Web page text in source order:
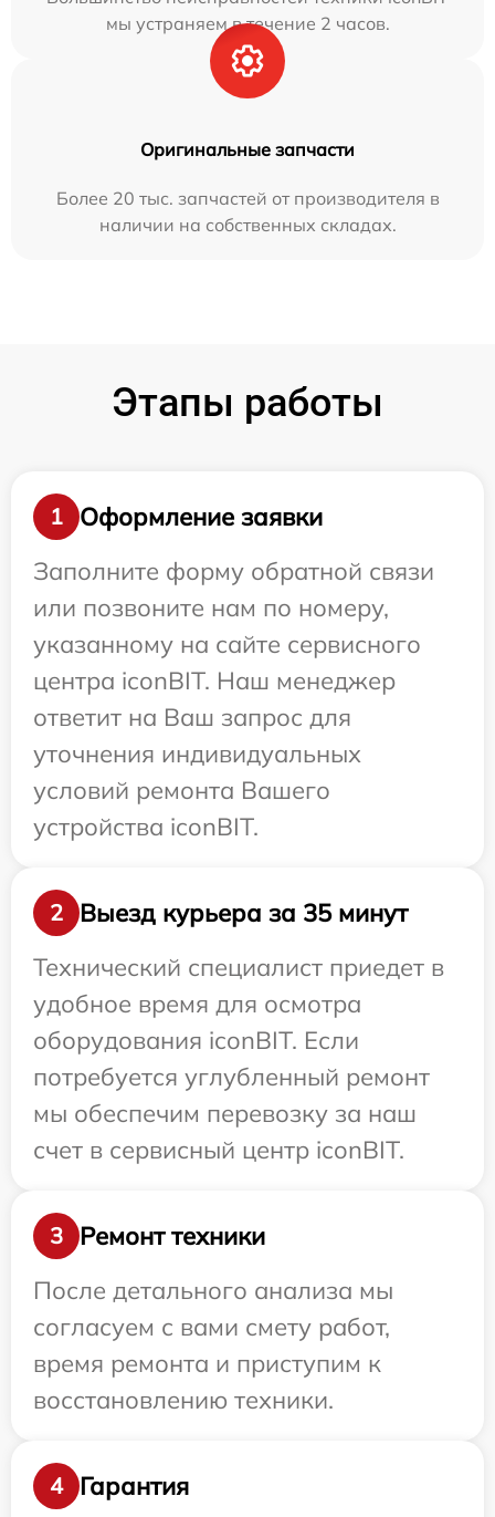
мы устраняем в течение 2 часов.
Оригинальные запчасти
Более 20 тыс. запчастей от производителя в
наличии на собственных складах.
Этапы работы
1
Оформление заявки
Заполните форму обратной связи
или позвоните нам по номеру,
указанному на сайте сервисного
центра iconBIT. Наш менеджер
ответит на Ваш запрос для
уточнения индивидуальных
условий ремонта Вашего
устройства iconBIT.
2
Выезд курьера за 35 минут
Технический специалист приедет в
удобное время для осмотра
оборудования iconBIT. Если
потребуется углубленный ремонт
мы обеспечим перевозку за наш
счет в сервисный центр iconBIT.
3
Ремонт техники
После детального анализа мы
согласуем с вами смету работ,
время ремонта и приступим к
восстановлению техники.
4 Гарантия